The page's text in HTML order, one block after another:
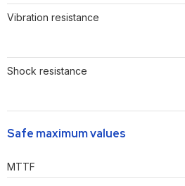
Vibration resistance
Shock resistance
Safe maximum values
MTTF